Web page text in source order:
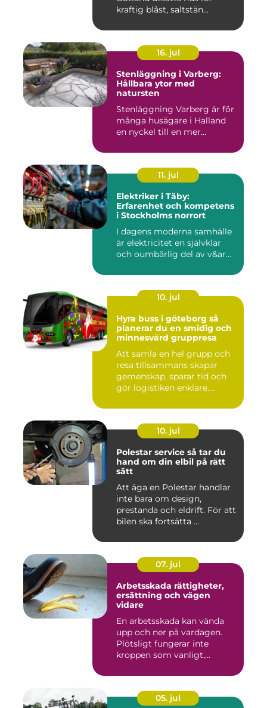
kraftig blåst, saltstän...
16. jul
Stenläggning i Varberg:
Hållbara ytor med
natursten
Stenläggning Varberg är för
många husägare i Halland
en nyckel till en mer...
11. jul
Elektriker i Täby:
Erfarenhet och kompetens
i Stockholms norrort
I dagens moderna samhälle
är elektricitet en självklar
och oumbärlig del av v&ar...
10. jul
Hyra buss i göteborg så
planerar du en smidig och
minnesvärd gruppresa
Att samla en hel grupp och
resa tillsammans skapar
gemenskap, sparar tid och
gör logistiken enklare....
10. jul
Polestar service så tar du
hand om din elbil på rätt
sätt
Att äga en Polestar handlar
inte bara om design,
prestanda och eldrift. För att
bilen ska fortsätta ...
07. jul
Arbetsskada rättigheter,
ersättning och vägen
vidare
En arbetsskada kan vända
upp och ner på vardagen.
Plötsligt fungerar inte
kroppen som vanligt,
05. jul